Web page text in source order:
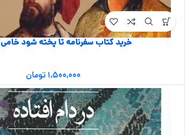
خرید کتاب سفرنامه تا پخته شود خامی 2 جلدی
۱,۵۰۰,۰۰۰ تومان